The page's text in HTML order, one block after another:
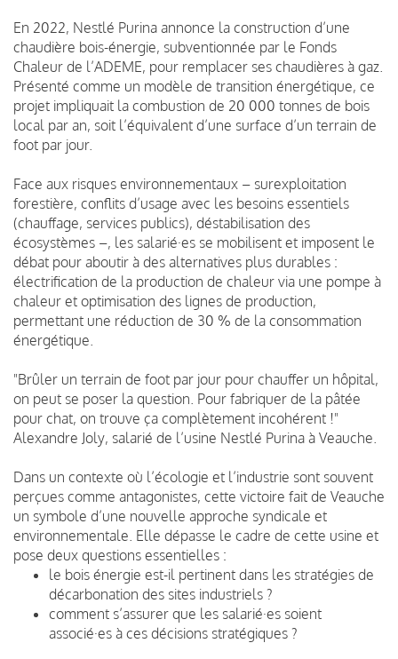
En 2022, Nestlé Purina annonce la construction d’une
chaudière bois-énergie, subventionnée par le Fonds
Chaleur de l’ADEME, pour remplacer ses chaudières à gaz.
Présenté comme un modèle de transition énergétique, ce
projet impliquait la combustion de 20 000 tonnes de bois
local par an, soit l’équivalent d’une surface d’un terrain de
foot par jour.
Face aux risques environnementaux – surexploitation
forestière, conflits d’usage avec les besoins essentiels
(chauffage, services publics), déstabilisation des
écosystèmes –, les salarié·es se mobilisent et imposent le
débat pour aboutir à des alternatives plus durables :
électrification de la production de chaleur via une pompe à
chaleur et optimisation des lignes de production,
permettant une réduction de 30 % de la consommation
énergétique.
"Brûler un terrain de foot par jour pour chauffer un hôpital,
on peut se poser la question. Pour fabriquer de la pâtée
pour chat, on trouve ça complètement incohérent !"
Alexandre Joly, salarié de l’usine Nestlé Purina à Veauche.
Dans un contexte où l’écologie et l’industrie sont souvent
perçues comme antagonistes, cette victoire fait de Veauche
un symbole d’une nouvelle approche syndicale et
environnementale. Elle dépasse le cadre de cette usine et
pose deux questions essentielles :
le bois énergie est-il pertinent dans les stratégies de
décarbonation des sites industriels ?
comment s’assurer que les salarié·es soient
associé·es à ces décisions stratégiques ?